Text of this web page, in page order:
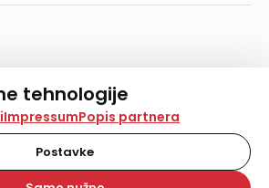
tehnologije
koristimo kolačiće i slične
čitanje i obradu informacija na
poboljšavamo korisničko iskustvo,
na stranici te prikazujemo sadržaje i
Korisnički profili mogu se kreirati
ImpressumPopis partnera
Postavke